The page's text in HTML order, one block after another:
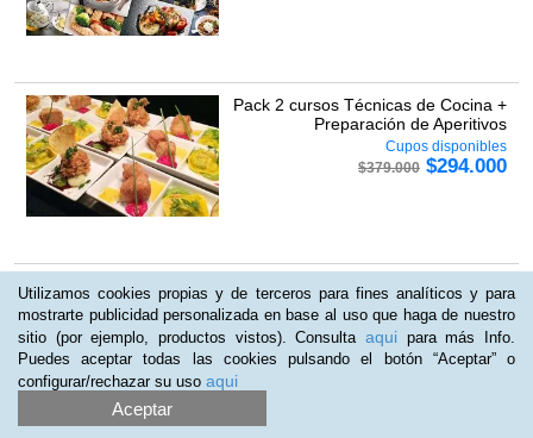
Pack 2 cursos Técnicas de Cocina +
Preparación de Aperitivos
Cupos disponibles
$379.000 $294.000
Curso virtual (Online) de Cocina y
Gastronomía Japonesa
Cupos disponibles
209.000 $109.000
Utilizamos cookies propias y de terceros para fines analíticos y para
mostrarte publicidad personalizada en base al uso que haga de nuestro
sitio (por ejemplo, productos vistos). Consulta aqui para más Info.
Puedes aceptar todas las cookies pulsando el botón “Aceptar” o
configurar/rechazar su uso aqui
Aceptar